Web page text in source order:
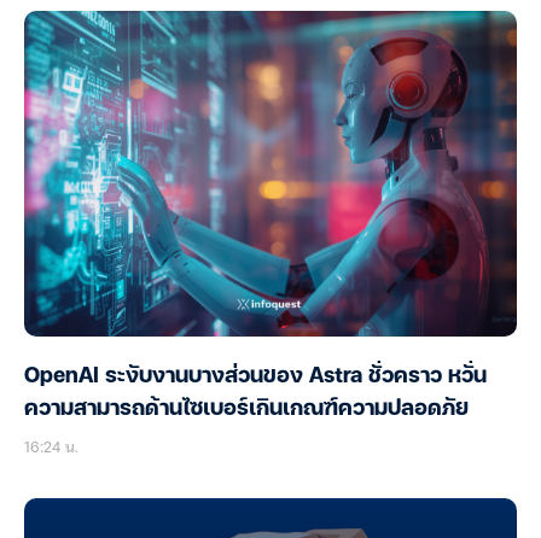
OpenAI ระงับงานบางส่วนของ Astra ชั่วคราว หวั่น
ความสามารถด้านไซเบอร์เกินเกณฑ์ความปลอดภัย
16:24 น.